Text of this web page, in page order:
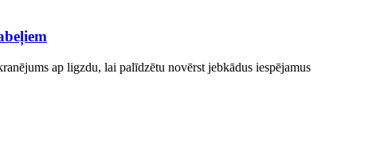
ap ligzdu, lai palīdzētu novērst jebkādus iespējamus